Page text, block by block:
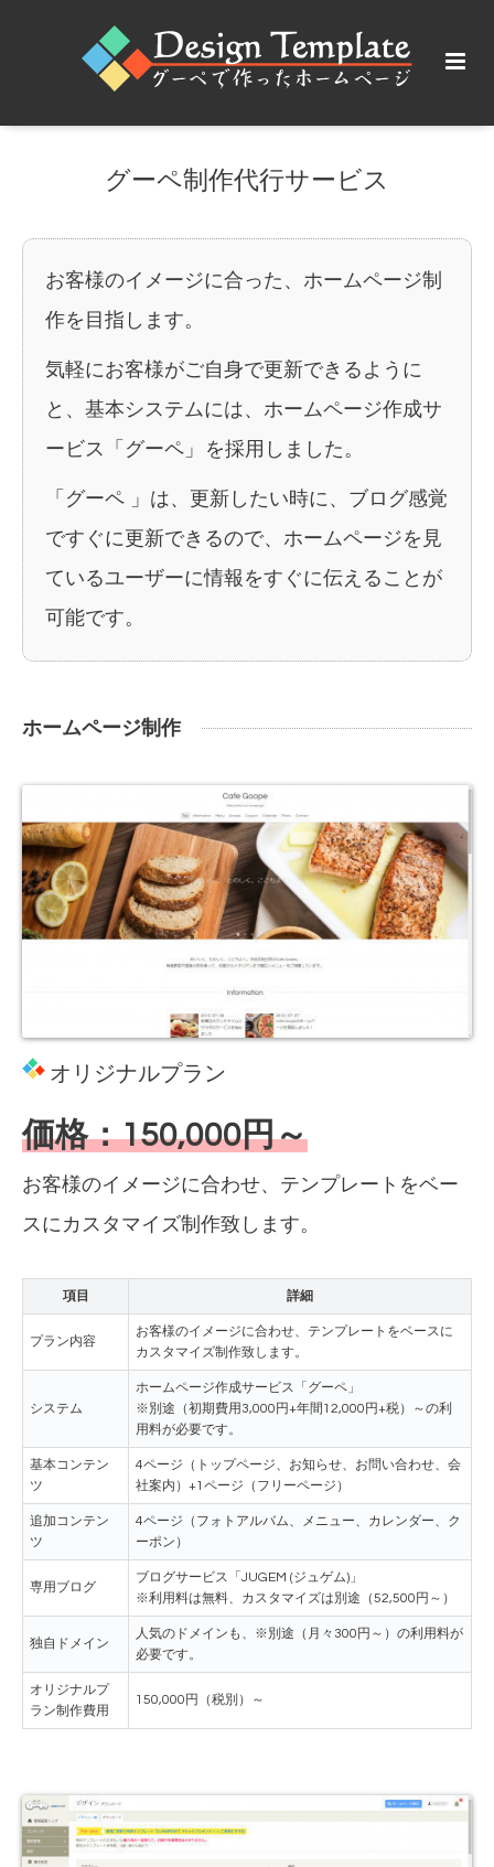
グーペ制作代行サービス
お客様のイメージに合った、ホームページ制
作を目指します。
気軽にお客様がご自身で更新できるように
と、基本システムには、 ホームページ作成サ
ービス「グーペ」
を採用しました。
「 グーペ 」は、更新したい時に、ブログ感覚
ですぐに更新できるので、ホームページを見
ているユーザーに情報をすぐに伝えることが
可能です。
ホームページ制作
オリジナルプラン
価格：150,000円～
お客様のイメージに合わせ、テンプレートをベー
スにカスタマイズ制作致します。
項目 詳細
プラン内容
お客様のイメージに合わせ、テンプレートをベースに
カスタマイズ制作致します。
システム
ホームページ作成サービス「グーペ」
※別途（初期費用3,000円+年間12,000円+税）～の利
用料が必要です。
基本コンテン
ツ
4ページ（トップページ、お知らせ、お問い合わせ、会
社案内）+1ページ（フリーページ）
追加コンテン
ツ
4ページ（フォトアルバム、メニュー、カレンダー、ク
ーポン）
専用ブログ
ブログサービス「JUGEM (ジュゲム)」
※利用料は無料、カスタマイズは別途（52,500円～）
独自ドメイン
人気のドメインも、※別途（月々300円～）の利用料が
必要です。
オリジナルプ
ラン制作費用
150,000円（税別）～